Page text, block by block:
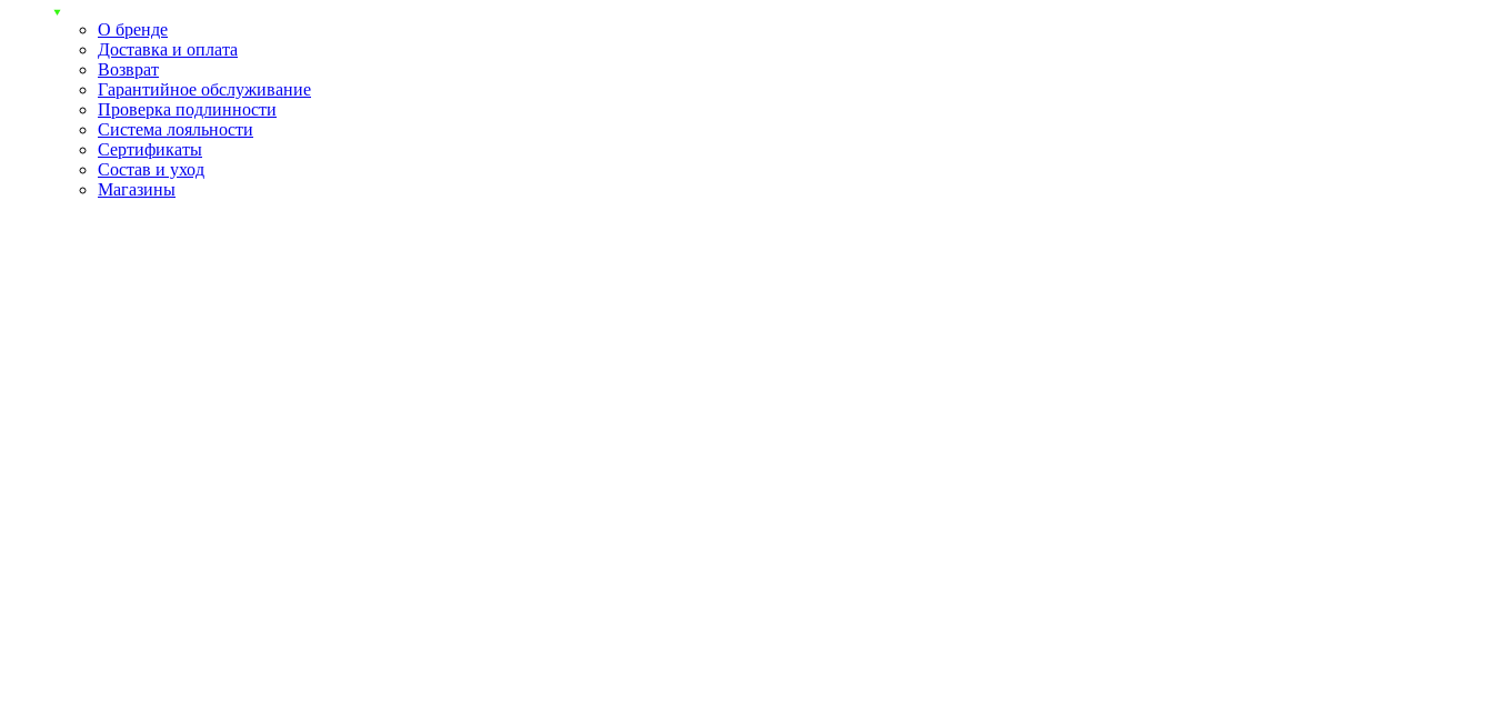
О бренде
Доставка и оплата
Возврат
Гарантийное обслуживание
Проверка подлинности
Система лояльности
Сертификаты
Состав и уход
Магазины